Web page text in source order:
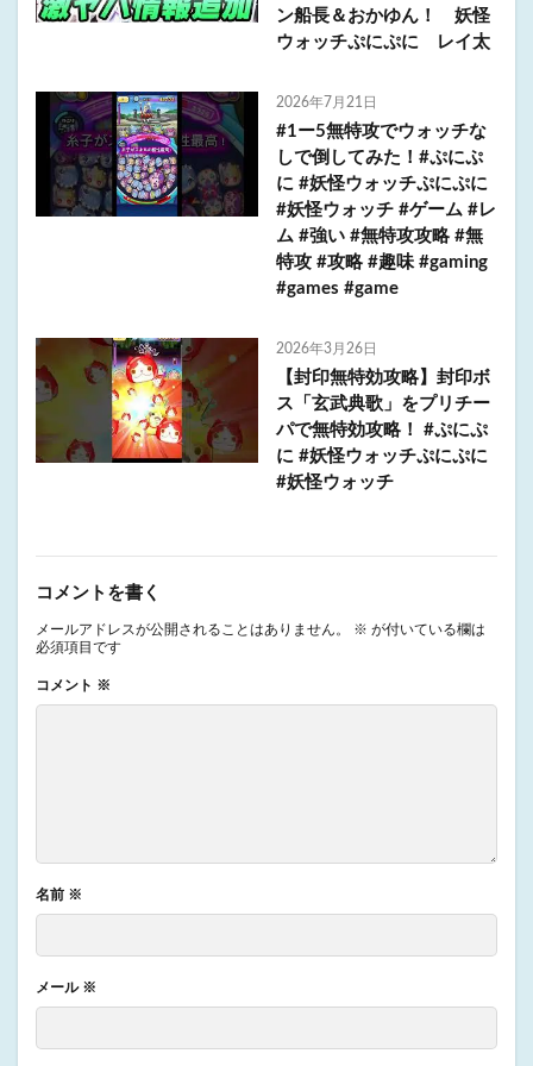
ン船長＆おかゆん！ 妖怪
ウォッチぷにぷに レイ太
2026年7月21日
#1ー5無特攻でウォッチな
しで倒してみた！#ぷにぷ
に #妖怪ウォッチぷにぷに
#妖怪ウォッチ #ゲーム #レ
ム #強い #無特攻攻略 #無
特攻 #攻略 #趣味 #gaming
#games #game
2026年3月26日
【封印無特効攻略】封印ボ
ス「玄武典歌」をプリチー
パで無特効攻略！ #ぷにぷ
に #妖怪ウォッチぷにぷに
#妖怪ウォッチ
コメントを書く
メールアドレスが公開されることはありません。 ※ が付いている欄は
必須項目です
コメント ※
名前 ※
メール ※